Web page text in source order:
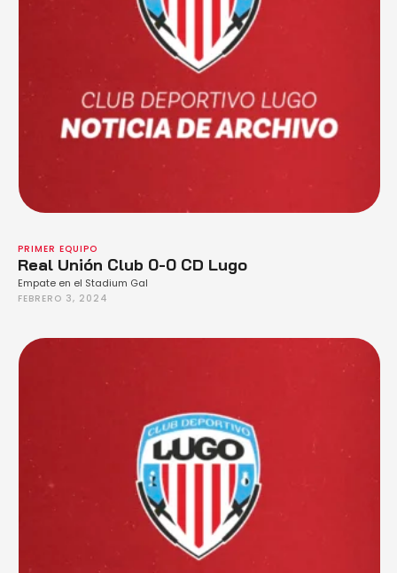
PRIMER EQUIPO
Real Unión Club 0-0 CD Lugo
Empate en el Stadium Gal
FEBRERO 3, 2024